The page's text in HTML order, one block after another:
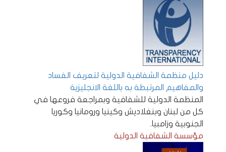
دليل منظمة الشفافية الدولية لتعريف الفساد
والمفاهيم المرتبطة به باللغة الانجليزية
المنظمة الدولية للشفافية وبمراجعة فروعها في
كل من لبنان وبنغلاديش وكينيا ورومانيا وكوريا
الجنوبية وزامبيا.
مؤسسة الشفافية الدولية